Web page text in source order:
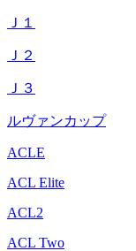
Ｊ１
Ｊ２
Ｊ３
ルヴァンカップ
ACLE
ACL Elite
ACL2
ACL Two